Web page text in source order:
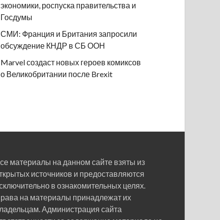
экономики, роспуска правительства и
Госдумы
СМИ: Франция и Британия запросили
обсуждение КНДР в СБ ООН
Marvel создаст новых героев комиксов
о Великобритании после Brexit
материалы на данном сайте взяты из
источников и предоставляются
в ознакомительных целях.
на материалы принадлежат их
Администрация сайта